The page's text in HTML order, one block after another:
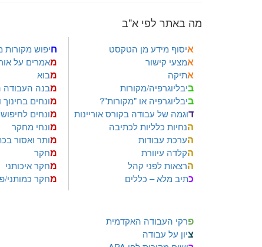
מה באתר לפי א"ב
איסוף מידע מן הטקסט
אמצעי קישור
אתיקה
ביבליוגרפיה/מקורות
ביבליוגרפיה או "מקורות"?
דוגמה של עבודה בקורס אוריינות
הנחיות כלליות לכתיבה
הערכת עבודות
הקלדה עיוורת
הרצאות לפני קהל
כתיב מלא – כללים
חיפוש מקורות
מאמרים על
מבוא
מבנה
מונחים
מונחים
מונחי מחקר
מותר ואסור
מחקר
מחקר איכותני
מחקר כמותני/
פרקי העבודה האקדמית
ציון על עבודה